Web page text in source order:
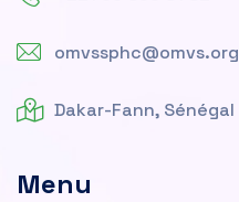
omvssphc@omvs.org
Dakar-Fann, Sénégal
Menu